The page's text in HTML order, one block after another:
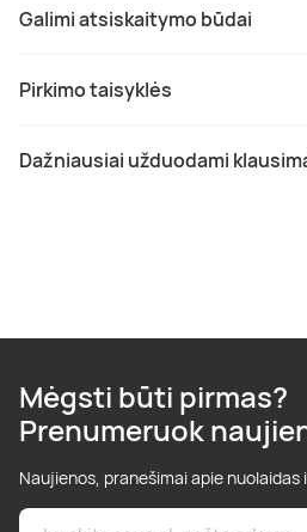
Galimi atsiskaitymo būdai
Pirkimo taisyklės
Dažniausiai užduodami
Mėgsti būti pirmas?
Prenumeruok
Naujienos, pranešimai apie nuolaidas